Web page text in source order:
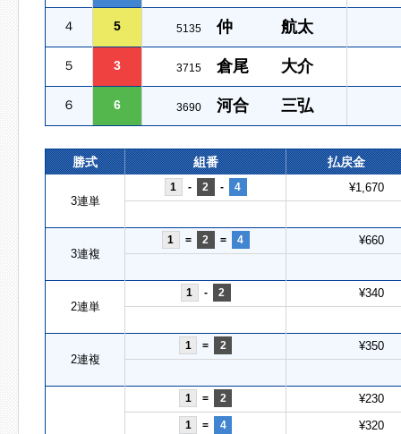
４ 5 5135 仲 航太
５ 3 3715 倉尾 大介
６ 6 3690 河合 三弘
勝式 組番 払戻金
3連単
1 - 2 - 4 ¥1,670
3連複
1 = 2 = 4 ¥660
2連単
1 - 2 ¥340
2連複
1 = 2 ¥350
1 = 2 ¥230
1 = 4 ¥320